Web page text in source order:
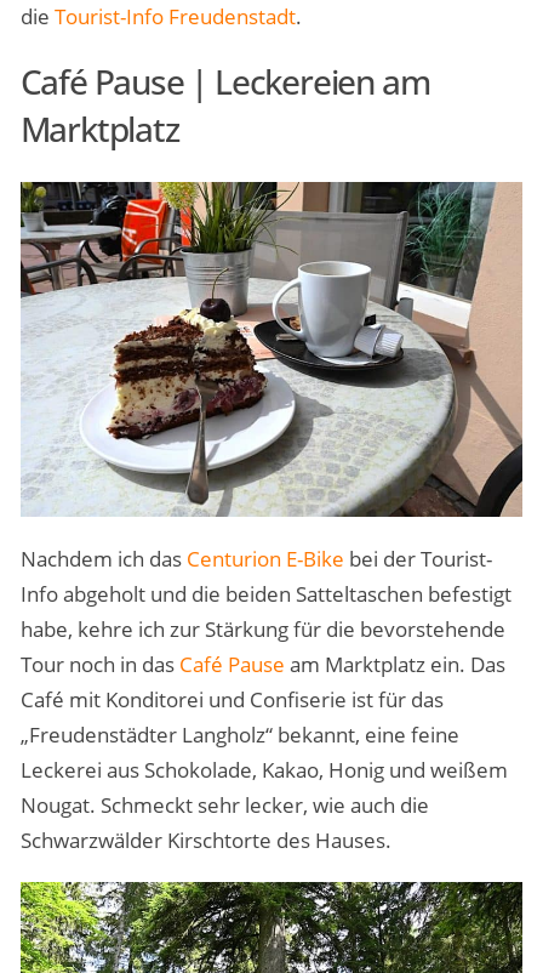
die Tourist-Info Freudenstadt.
Café Pause | Leckereien am
Marktplatz
Nachdem ich das Centurion E-Bike bei der Tourist-
Info abgeholt und die beiden Satteltaschen befestigt
habe, kehre ich zur Stärkung für die bevorstehende
Tour noch in das Café Pause am Marktplatz ein. Das
Café mit Konditorei und Confiserie ist für das
„Freudenstädter Langholz“ bekannt, eine feine
Leckerei aus Schokolade, Kakao, Honig und weißem
Nougat. Schmeckt sehr lecker, wie auch die
Schwarzwälder Kirschtorte des Hauses.